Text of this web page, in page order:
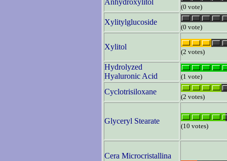
Anhydroxylitol
(0 vote)
Xylitylglucoside
(0 vote)
Xylitol
(2 votes)
Hydrolyzed
Hyaluronic Acid
(1 vote)
Cyclotrisiloxane
(2 votes)
Glyceryl Stearate
(10 votes)
Cera Microcristallina